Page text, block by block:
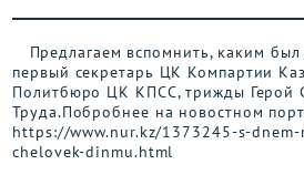
Предлагаем вспомнить, каким
первый секретарь ЦК Компартии
Политбюро ЦК КПСС, трижды Герой
Труда.Побробнее на новостном
https://www.nur.kz/1373245-s-
chelovek-dinmu.html